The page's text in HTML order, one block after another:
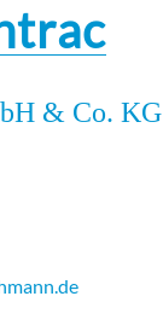
& Co. KG